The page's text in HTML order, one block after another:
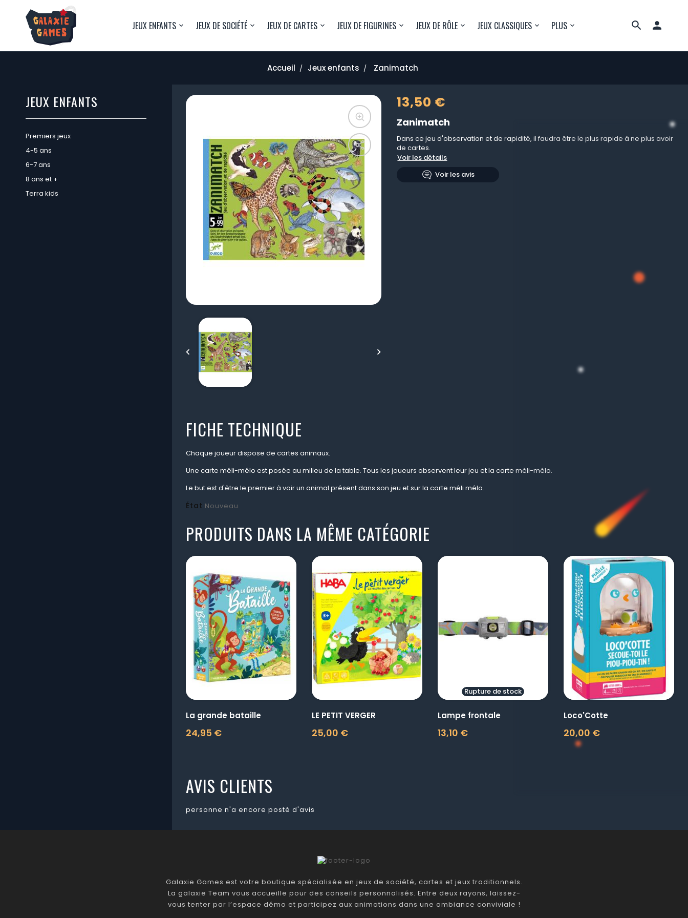

JEUX ENFANTS JEUX DE SOCIÉTÉ JEUX DE CARTES JEUX DE FIGURINES JEUX DE RÔLE JEUX CLASSIQUES PLUS
Accueil Jeux enfants Zanimatch
JEUX ENFANTS
Premiers jeux
4-5 ans
6-7 ans
8 ans et +
Terra kids
 
13,50 €
Zanimatch
Dans ce jeu d'observation et de rapidité, il faudra être le plus rapide à ne plus avoir
de cartes.
Voir les détails
Voir les avis
FICHE TECHNIQUE
Chaque joueur dispose de cartes animaux.
Une carte méli-mélo est posée au milieu de la table. Tous les joueurs observent leur jeu et la carte méli-mélo.
Le but est d'être le premier à voir un animal présent dans son jeu et sur la carte méli mélo.
État Nouveau
PRODUITS DANS LA MÊME CATÉGORIE
visibility
La grande bataille
24,95 €
Prix
visibility
LE PETIT VERGER
25,00 €
Prix
visibility
Rupture de stock
Lampe frontale
13,10 €
Prix
visibility
Loco'Cotte
20,00 €
Prix
AVIS CLIENTS
personne n'a encore posté d'avis
Galaxie Games est votre boutique spécialisée en jeux de société, cartes et jeux traditionnels.
La galaxie Team vous accueille pour des conseils personnalisés. Entre deux rayons, laissez-
vous tenter par l’espace démo et participez aux animations dans une ambiance conviviale !